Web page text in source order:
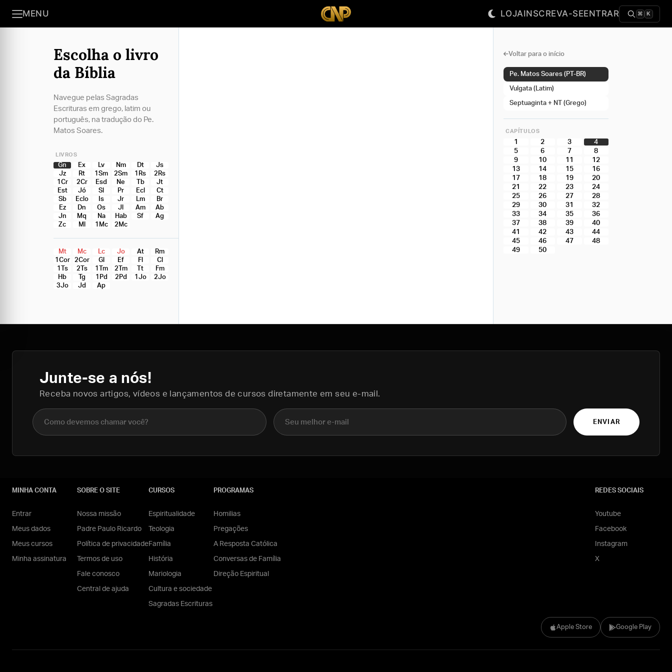
MENU LOJAINSCREVA-SEENTRAR ⌘ K
Escolha o livro
da Bíblia
Navegue pelas Sagradas
Escrituras em grego, latim ou
português, na tradução do Pe.
Matos Soares.
LIVROS
Gn Ex Lv Nm Dt
Js
Jz
Rt 1Sm 2Sm 1Rs
2Rs
1Cr
2Cr Esd Ne Tb
Jt
Est
Jó Sl Pr Ecl
Ct
Sb
Eclo Is Jr Lm
Br
Ez
Dn Os Jl Am
Ab
Jn
Mq Na Hab Sf
Ag
Zc
Ml 1Mc 2Mc
Mt Mc Lc Jo At
Rm
1Cor
2Cor Gl Ef Fl
Cl
1Ts
2Ts 1Tm 2Tm Tt
Fm
Hb
Tg 1Pd 2Pd 1Jo
2Jo
3Jo
Jd Ap
Voltar para o início
Pe. Matos Soares (PT-BR)
Vulgata (Latim)
Septuaginta + NT (Grego)
CAPÍTULOS
1 2 3
4
5
6 7
8
9
10 11
12
13
14 15
16
17
18 19
20
21
22 23
24
25
26 27
28
29
30 31
32
33
34 35
36
37
38 39
40
41
42 43
44
45
46 47
48
49
50
Junte-se a nós!
Receba novos artigos, vídeos e lançamentos de cursos diretamente em seu e-mail.
Nome completo E-mail
ENVIAR
Apple Store Google Play
MINHA CONTA
Entrar
Meus dados
Meus cursos
Minha assinatura
SOBRE O SITE
Nossa missão
Padre Paulo Ricardo
Política de privacidade
Termos de uso
Fale conosco
Central de ajuda
CURSOS
Espiritualidade
Teologia
Família
História
Mariologia
Cultura e sociedade
Sagradas Escrituras
PROGRAMAS
Homilias
Pregações
A Resposta Católica
Conversas de Família
Direção Espiritual
REDES SOCIAIS
Youtube
Facebook
Instagram
X